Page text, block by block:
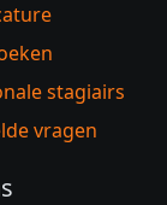
stagiairs
vragen